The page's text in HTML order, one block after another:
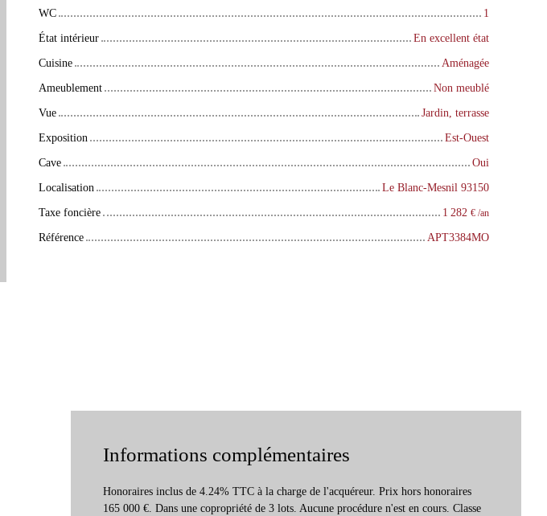
WC
1
État intérieur
En excellent état
Cuisine
Aménagée
Ameublement
Non meublé
Vue
Jardin, terrasse
Exposition
Est-Ouest
Cave
Oui
Localisation
Le Blanc-Mesnil 93150
Taxe foncière
1 282 € /an
Référence APT3384MO
Informations complémentaires
Honoraires inclus de 4.24% TTC à la charge de l'acquéreur. Prix hors honoraires
165 000 €. Dans une copropriété de 3 lots. Aucune procédure n'est en cours. Classe